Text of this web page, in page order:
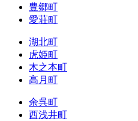
豊郷町
愛荘町
湖北町
虎姫町
木之本町
高月町
余呉町
西浅井町